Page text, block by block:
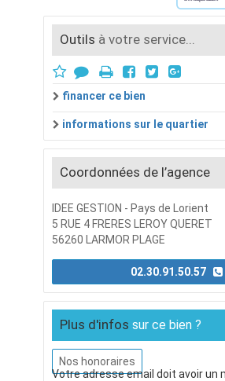
Outils à votre service...
financer ce bien
informations sur le quartier
Coordonnées de l’agence
IDEE GESTION - Pays de Lorient
5 RUE 4 FRERES LEROY QUERET
56260 LARMOR PLAGE
Plus d'infos sur ce bien ?
Nos honoraires
Votre adresse email doit avoir un